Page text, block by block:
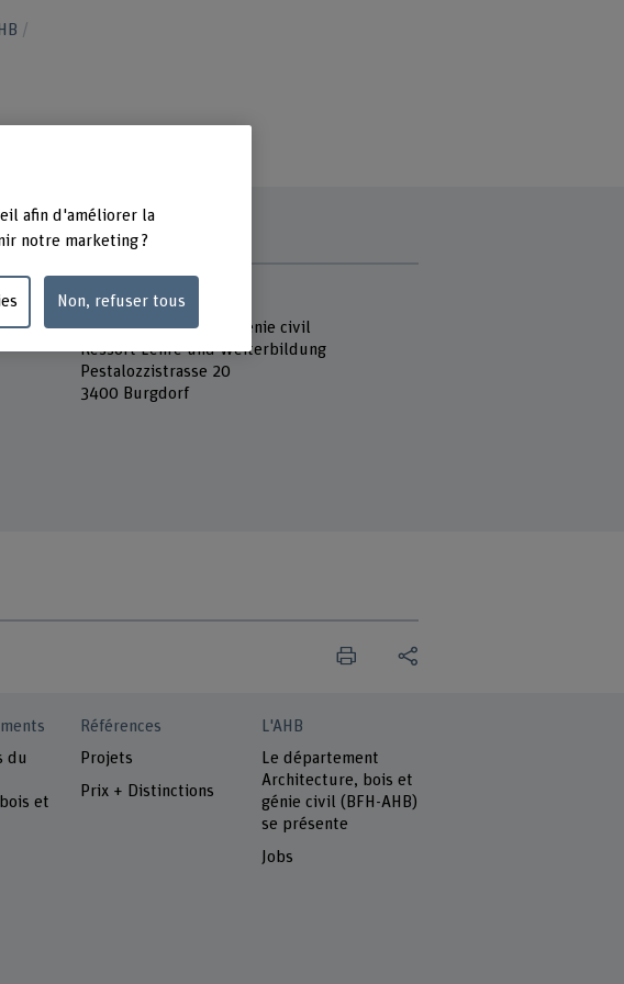
Berner Fachhochschule
Architecture, bois et génie civil
Ressort Lehre und Weiterbildung
Pestalozzistrasse 20
3400 Burgdorf
du
et
Références
Projets
Prix + Distinctions
L'AHB
Le département
Architecture, bois et
génie civil (BFH-AHB)
se présente
Jobs
afin d'améliorer la
notre marketing ?
Non, refuser tous